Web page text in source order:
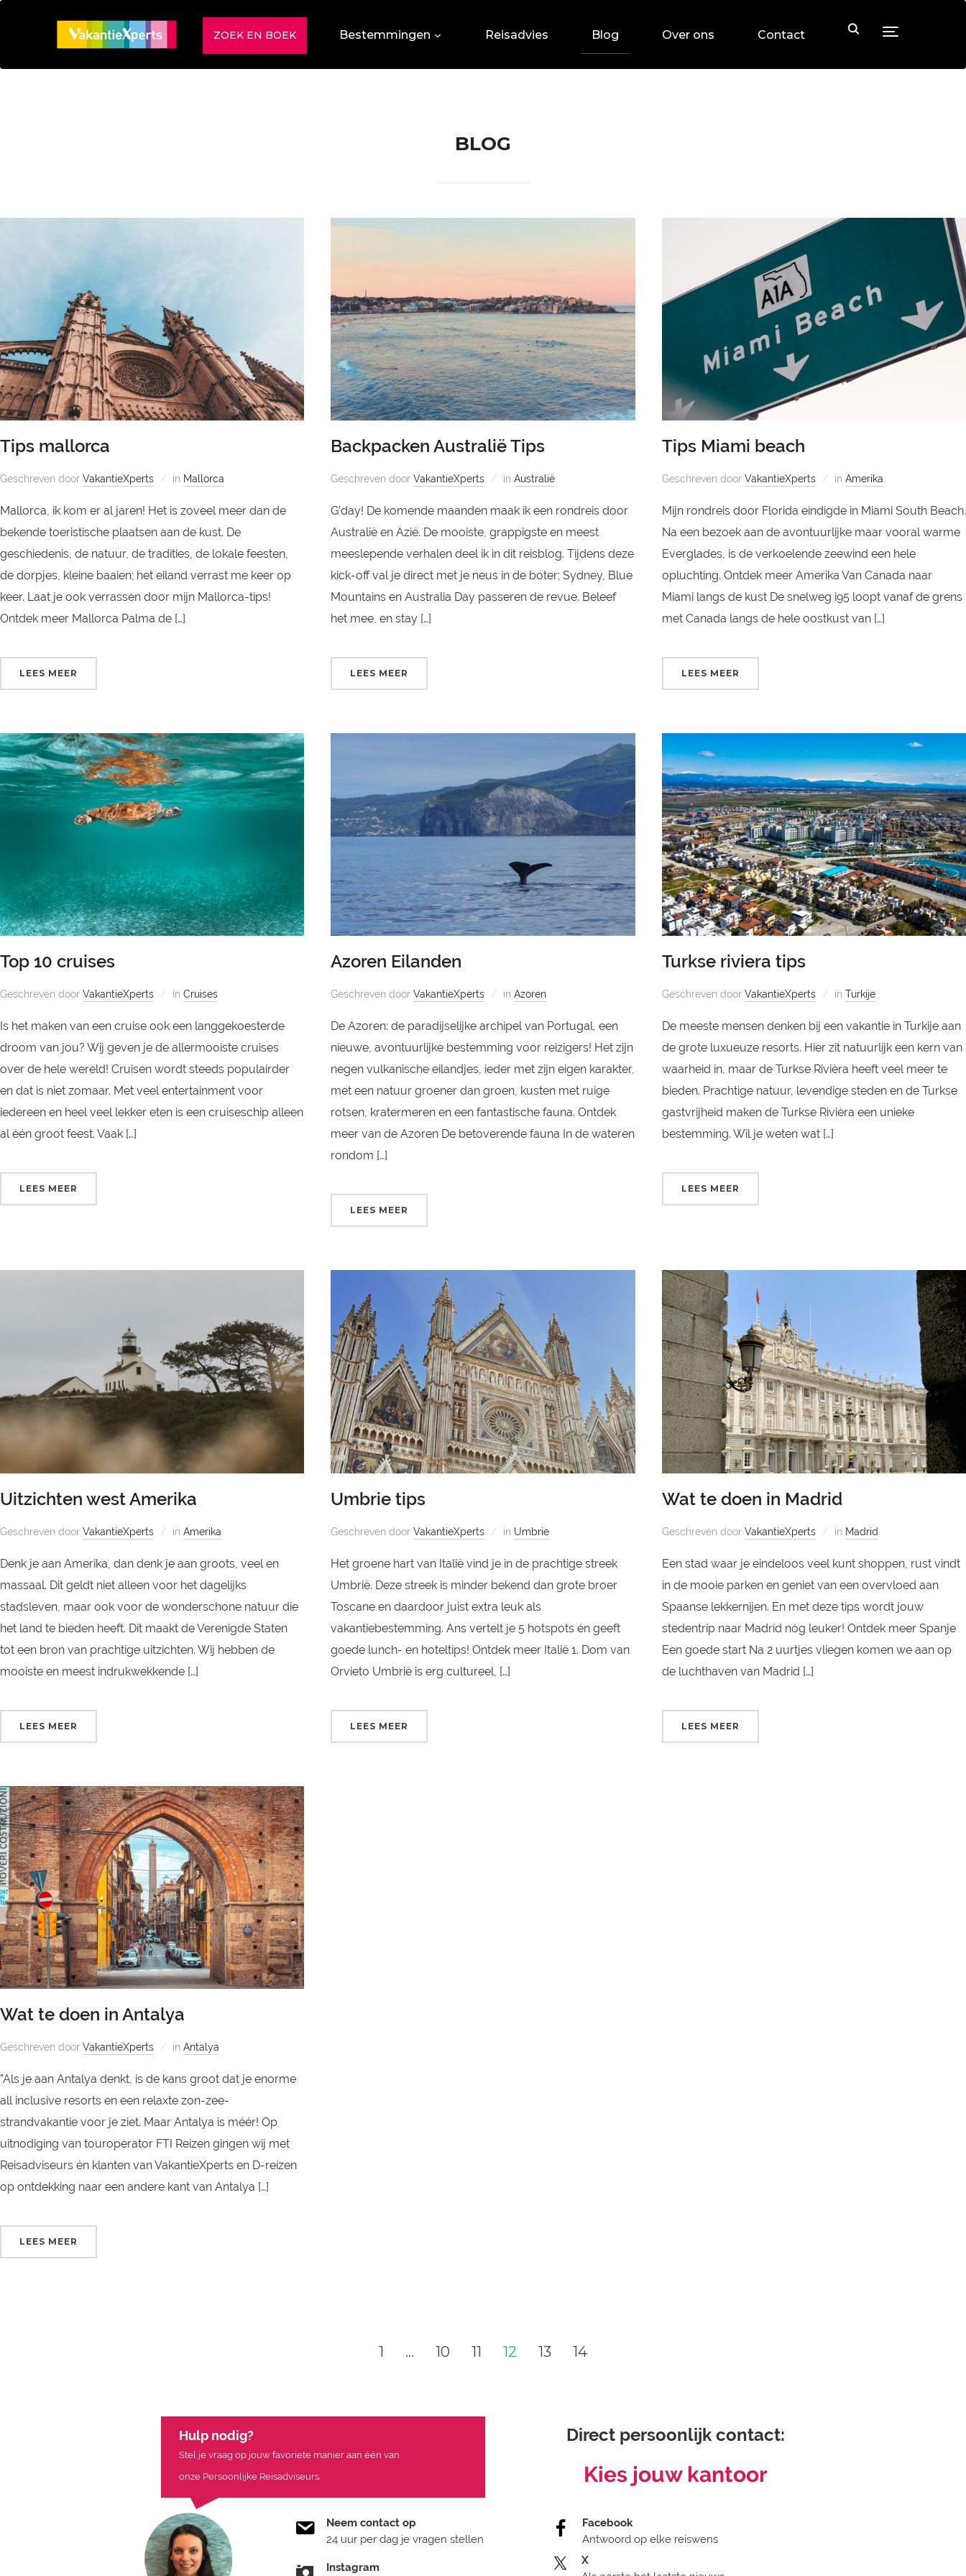
Toggle
ZOEK EN BOEK Bestemmingen Reisadvies Blog Over ons Contact
BLOG
Tips mallorca
Geschreven door VakantieXperts in Mallorca
Mallorca, ik kom er al jaren! Het is zoveel meer dan de
bekende toeristische plaatsen aan de kust. De
geschiedenis, de natuur, de tradities, de lokale feesten,
de dorpjes, kleine baaien; het eiland verrast me keer op
keer. Laat je ook verrassen door mijn Mallorca-tips!
Ontdek meer Mallorca Palma de […]
LEES MEER
Backpacken Australië Tips
Geschreven doorVakantieXperts inAustralië
G’day! De komende maanden maak ik een rondreis door
Australië en Azië. De mooiste, grappigste en meest
meeslepende verhalen deel ik in dit reisblog. Tijdens deze
kick-off val je direct met je neus in de boter; Sydney, Blue
Mountains en Australia Day passeren de revue. Beleef
het mee, en stay […]
LEES MEER
Tips Miami beach
Geschreven door VakantieXperts in Amerika
Mijn rondreis door Florida eindigde in Miami South Beach.
Na een bezoek aan de avontuurlijke maar vooral warme
Everglades, is de verkoelende zeewind een hele
opluchting. Ontdek meer Amerika Van Canada naar
Miami langs de kust De snelweg i95 loopt vanaf de grens
met Canada langs de hele oostkust van […]
LEES MEER
Top 10 cruises
Geschreven door VakantieXperts in Cruises
Is het maken van een cruise ook een langgekoesterde
droom van jou? Wij geven je de allermooiste cruises
over de hele wereld! Cruisen wordt steeds populairder
en dat is niet zomaar. Met veel entertainment voor
iedereen en heel veel lekker eten is een cruiseschip alleen
al één groot feest. Vaak […]
LEES MEER
Azoren Eilanden
Geschreven doorVakantieXperts inAzoren
De Azoren: de paradijselijke archipel van Portugal, een
nieuwe, avontuurlijke bestemming voor reizigers! Het zijn
negen vulkanische eilandjes, ieder met zijn eigen karakter,
met een natuur groener dan groen, kusten met ruige
rotsen, kratermeren en een fantastische fauna. Ontdek
meer van de Azoren De betoverende fauna In de wateren
rondom […]
LEES MEER
Turkse riviera tips
Geschreven door VakantieXperts in Turkije
De meeste mensen denken bij een vakantie in Turkije aan
de grote luxueuze resorts. Hier zit natuurlijk een kern van
waarheid in, maar de Turkse Rivièra heeft veel meer te
bieden. Prachtige natuur, levendige steden en de Turkse
gastvrijheid maken de Turkse Rivièra een unieke
bestemming. Wil je weten wat […]
LEES MEER
Uitzichten west Amerika
Geschreven door VakantieXperts in Amerika
Denk je aan Amerika, dan denk je aan groots, veel en
massaal. Dit geldt niet alleen voor het dagelijks
stadsleven, maar ook voor de wonderschone natuur die
het land te bieden heeft. Dit maakt de Verenigde Staten
tot een bron van prachtige uitzichten. Wij hebben de
mooiste en meest indrukwekkende […]
LEES MEER
Umbrie tips
Geschreven doorVakantieXperts in Umbrie
Het groene hart van Italië vind je in de prachtige streek
Umbrië. Deze streek is minder bekend dan grote broer
Toscane en daardoor juist extra leuk als
vakantiebestemming. Ans vertelt je 5 hotspots én geeft
goede lunch- en hoteltips! Ontdek meer Italië 1. Dom van
Orvieto Umbrië is erg cultureel, […]
LEES MEER
Wat te doen in Madrid
Geschreven door VakantieXperts in Madrid
Een stad waar je eindeloos veel kunt shoppen, rust vindt
in de mooie parken en geniet van een overvloed aan
Spaanse lekkernijen. En met deze tips wordt jouw
stedentrip naar Madrid nóg leuker! Ontdek meer Spanje
Een goede start Na 2 uurtjes vliegen komen we aan op
de luchthaven van Madrid […]
LEES MEER
Wat te doen in Antalya
Geschreven door VakantieXperts in Antalya
”Als je aan Antalya denkt, is de kans groot dat je enorme
all inclusive resorts en een relaxte zon-zee-
strandvakantie voor je ziet. Maar Antalya is méér! Op
uitnodiging van touroperator FTI Reizen gingen wij met
Reisadviseurs én klanten van VakantieXperts en D-reizen
op ontdekking naar een andere kant van Antalya […]
LEES MEER
1 … 10 11 12 13 14
Hulp nodig?
Stel je vraag op jouw favoriete manier aan één van
onze Persoonlijke Reisadviseurs.
Direct persoonlijk contact:
Kies jouw kantoor
Neem contact op
24 uur per dag je vragen stellen
Instagram
Facebook
Antwoord op elke reiswens
X